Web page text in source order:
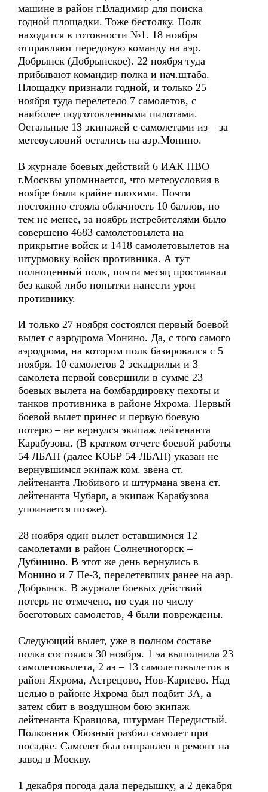
машине в район г.Владимир для поиска
годной площадки. Тоже бестолку. Полк
находится в готовности №1. 18 ноября
отправляют передовую команду на аэр.
Добрынск (Добрынское). 22 ноября туда
прибывают командир полка и нач.штаба.
Площадку признали годной, и только 25
ноября туда перелетело 7 самолетов, с
наиболее подготовленными пилотами.
Остальные 13 экипажей с самолетами из – за
метеоусловий остались на аэр.Монино.
В журнале боевых действий 6 ИАК ПВО
г.Москвы упоминается, что метеоусловия в
ноябре были крайне плохими. Почти
постоянно стояла облачность 10 баллов, но
тем не менее, за ноябрь истребителями было
совершено 4683 самолетовылета на
прикрытие войск и 1418 самолетовылетов на
штурмовку войск противника. А тут
полноценный полк, почти месяц простаивал
без какой либо попытки нанести урон
противнику.
И только 27 ноября состоялся первый боевой
вылет с аэродрома Монино. Да, с того самого
аэродрома, на котором полк базировался с 5
ноября. 10 самолетов 2 эскадрильи и 3
самолета первой совершили в сумме 23
боевых вылета на бомбардировку пехоты и
танков противника в районе Яхрома. Первый
боевой вылет принес и первую боевую
потерю – не вернулся экипаж лейтенанта
Карабузова. (В кратком отчете боевой работы
54 ЛБАП (далее КОБР 54 ЛБАП) указан не
вернувшимся экипаж ком. звена ст.
лейтенанта Любивого и штурмана звена ст.
лейтенанта Чубаря, а экипаж Карабузова
упоинается позже).
28 ноября один вылет оставшимися 12
самолетами в район Солнечногорск –
Дубинино. В этот же день вернулись в
Монино и 7 Пе-3, перелетевших ранее на аэр.
Добрынск. В журнале боевых действий
потерь не отмечено, но судя по числу
боеготовых самолетов, 4 были повреждены.
Следующий вылет, уже в полном составе
полка состоялся 30 ноября. 1 эа выполнила 23
самолетовылета, 2 аэ – 13 самолетовылетов в
район Яхрома, Астрецово, Нов-Кариево. Над
целью в районе Яхрома был подбит ЗА, а
затем сбит в воздушном бою экипаж
лейтенанта Кравцова, штурман Передистый.
Полковник Обозный разбил самолет при
посадке. Самолет был отправлен в ремонт на
завод в Москву.
1 декабря погода дала передышку, а 2 декабря